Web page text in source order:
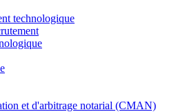
technologique
et d'arbitrage notarial (CMAN)